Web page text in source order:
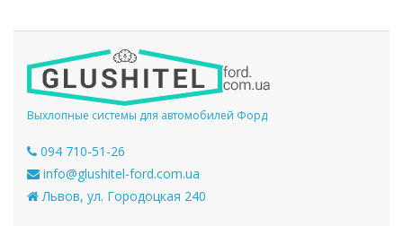
Выхлопные системы для автомобилей Форд
094 710-51-26
info@glushitel-ford.com.ua
Львов, ул. Городоцкая 240